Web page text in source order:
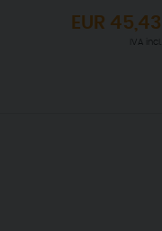
EUR 45,43
IVA incl.